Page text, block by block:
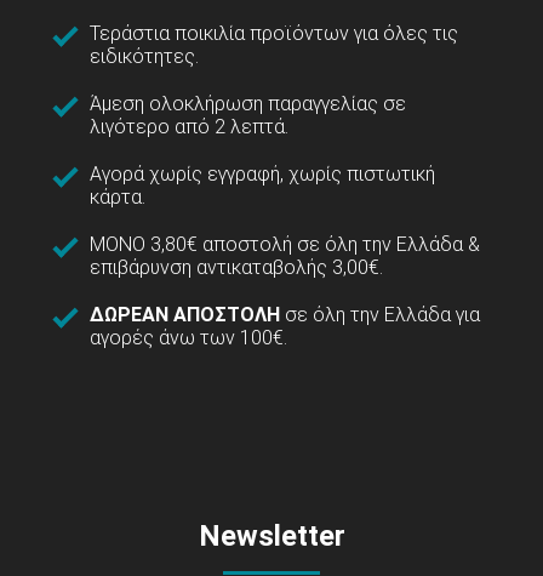
Τεράστια ποικιλία προϊόντων για όλες τις
ειδικότητες.
Άμεση ολοκλήρωση παραγγελίας σε
λιγότερο από 2 λεπτά.
Αγορά χωρίς εγγραφή, χωρίς πιστωτική
κάρτα.
ΜΟΝΟ 3,80€ αποστολή σε όλη την Ελλάδα &
επιβάρυνση αντικαταβολής 3,00€.
ΔΩΡΕΑΝ ΑΠΟΣΤΟΛΗ σε όλη την Ελλάδα για
αγορές άνω των 100€.
Newsletter